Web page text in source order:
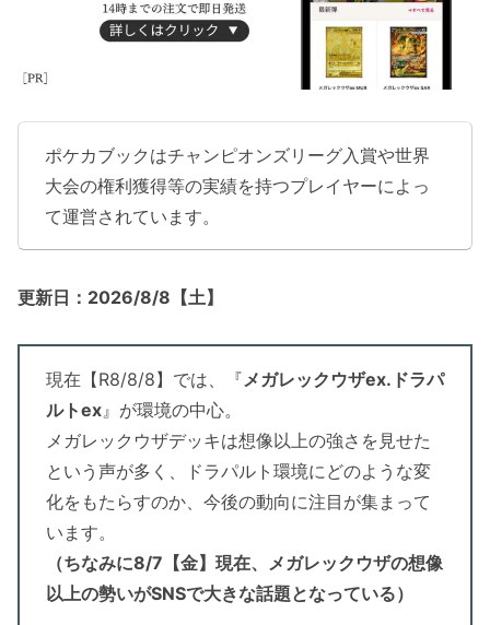
ポケカブックはチャンピオンズリーグ入賞や世界
大会の権利獲得等の実績を持つプレイヤーによっ
て運営されています。
更新日：2026/8/8【土】
現在【R8/8/8】では、『 メガレックウザex.ドラパ
ルトex 』が環境の中心。
メガレックウザデッキは想像以上の強さを見せた
という声が多く、ドラパルト環境にどのような変
化をもたらすのか、今後の動向に注目が集まって
います。
（ちなみに8/7【金】現在、メガレックウザの想像
以上の勢いがSNSで大きな話題となっている）